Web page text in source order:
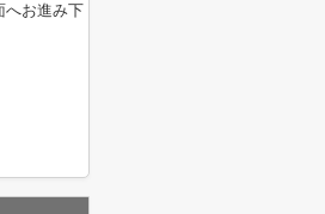
へお進み下